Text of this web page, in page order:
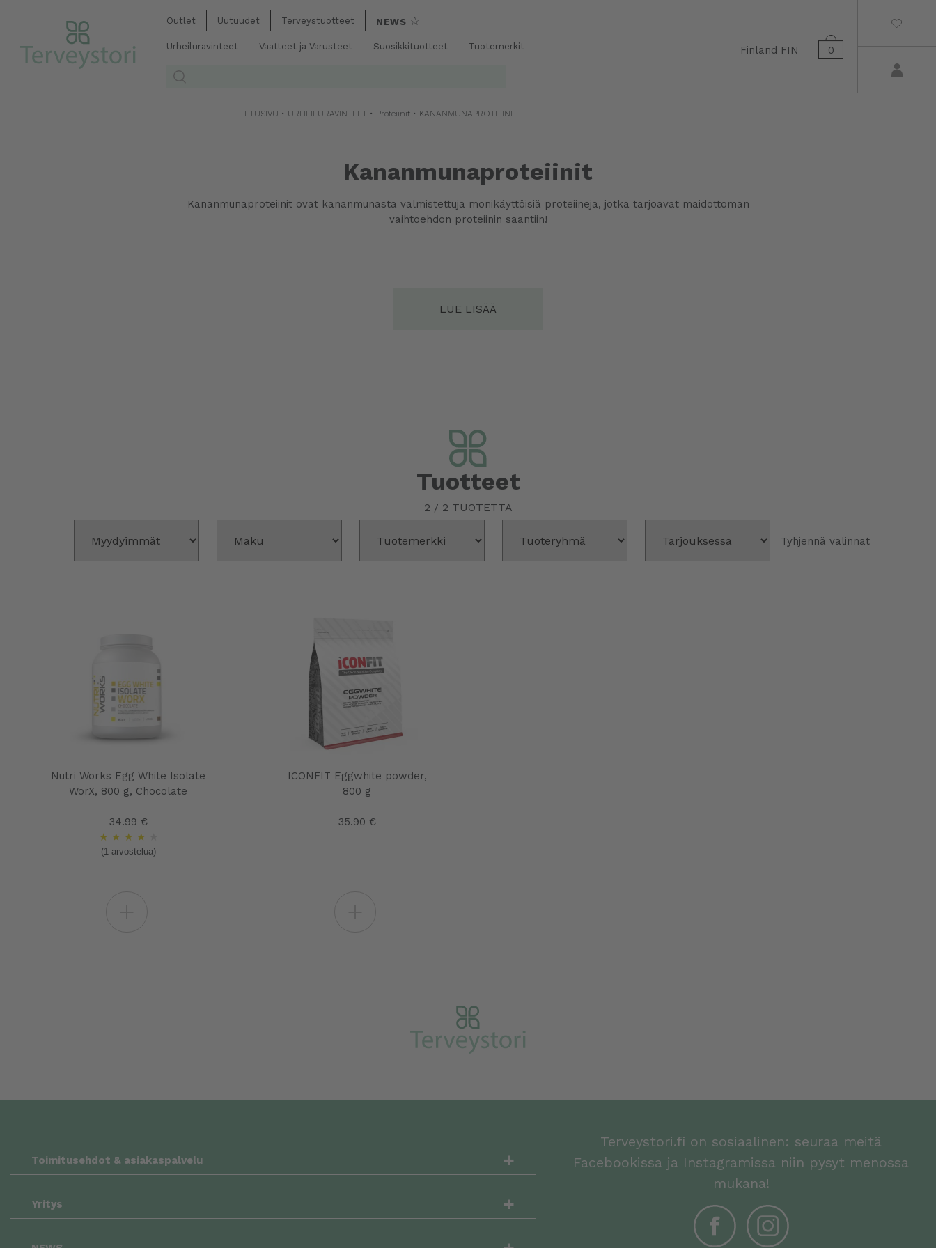
Outlet Uutuudet Terveystuotteet NEWS ☆
Urheiluravinteet Vaatteet ja Varusteet Suosikkituotteet Tuotemerkit 0
Finland FIN
ETUSIVU • URHEILURAVINTEET • Proteiinit • KANANMUNAPROTEIINIT
Kananmunaproteiinit
Kananmunaproteiinit ovat kananmunasta valmistettuja monikäyttöisiä proteiineja, jotka tarjoavat maidottoman
vaihtoehdon proteiinin saantiin!
LUE LISÄÄ
Tuotteet
2 / 2 TUOTETTA
Tyhjennä valinnat
Nutri Works Egg White Isolate
WorX, 800 g, Chocolate
34.99 €
★ ★ ★ ★
(1 arvostelua)
ICONFIT Eggwhite powder,
800 g
35.90 €
Toimitusehdot & asiakaspalvelu +
Yritys +
Terveystori.fi on sosiaalinen: seuraa meitä
Facebookissa ja Instagramissa niin pysyt menossa
mukana!